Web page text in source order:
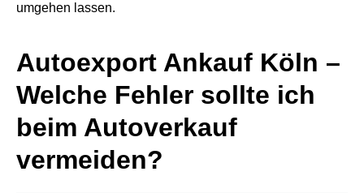
umgehen lassen.
Autoexport Ankauf Köln –
Welche Fehler sollte ich
beim Autoverkauf
vermeiden?